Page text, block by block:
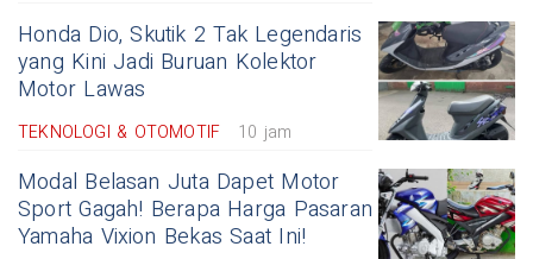
Honda Dio, Skutik 2 Tak Legendaris
yang Kini Jadi Buruan Kolektor
Motor Lawas
TEKNOLOGI & OTOMOTIF 10 jam
Modal Belasan Juta Dapet Motor
Sport Gagah! Berapa Harga Pasaran
Yamaha Vixion Bekas Saat Ini!